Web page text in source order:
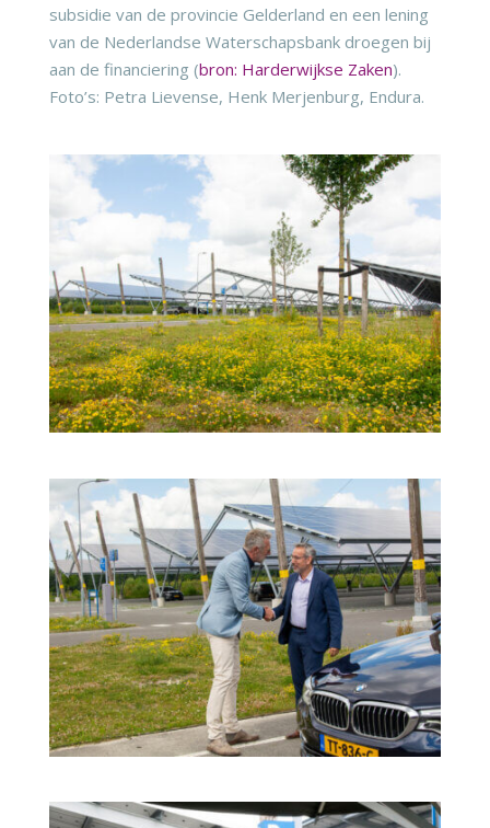
subsidie van de provincie Gelderland en een lening
van de Nederlandse Waterschapsbank droegen bij
aan de financiering (bron: Harderwijkse Zaken).
Foto’s: Petra Lievense, Henk Merjenburg, Endura.